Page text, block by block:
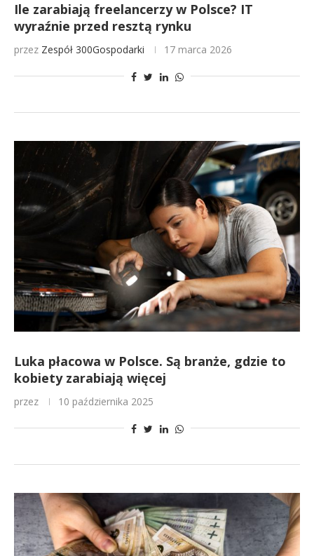
Ile zarabiają freelancerzy w Polsce? IT
wyraźnie przed resztą rynku
przez Zespół 300Gospodarki 17 marca 2026
Luka płacowa w Polsce. Są branże, gdzie to
kobiety zarabiają więcej
przez 10 października 2025